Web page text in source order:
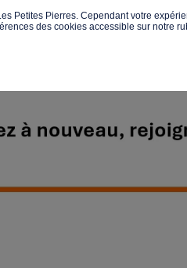
Petites Pierres. Cependant votre
des cookies accessible sur notre